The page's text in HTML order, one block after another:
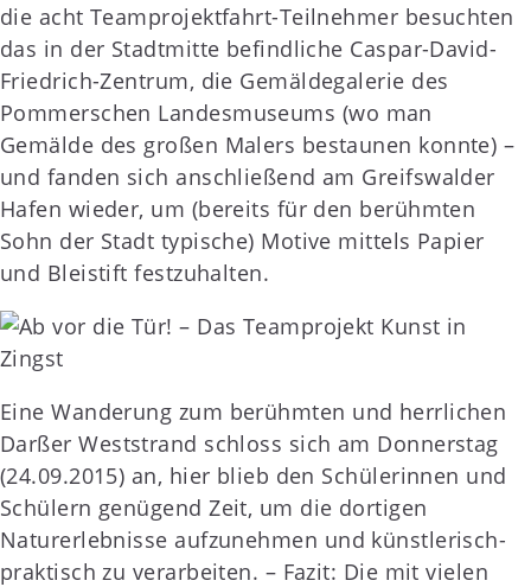
die acht Teamprojektfahrt-Teilnehmer besuchten
das in der Stadtmitte befindliche Caspar-David-
Friedrich-Zentrum, die Gemäldegalerie des
Pommerschen Landesmuseums (wo man
Gemälde des großen Malers bestaunen konnte) –
und fanden sich anschließend am Greifswalder
Hafen wieder, um (bereits für den berühmten
Sohn der Stadt typische) Motive mittels Papier
und Bleistift festzuhalten.
Eine Wanderung zum berühmten und herrlichen
Darßer Weststrand schloss sich am Donnerstag
(24.09.2015) an, hier blieb den Schülerinnen und
Schülern genügend Zeit, um die dortigen
Naturerlebnisse aufzunehmen und künstlerisch-
praktisch zu verarbeiten. – Fazit: Die mit vielen